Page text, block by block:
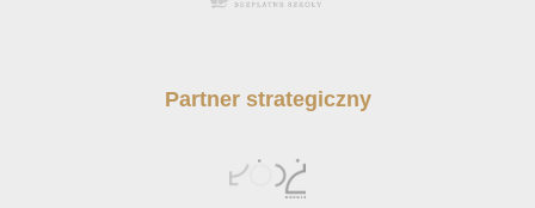
Partner strategiczny